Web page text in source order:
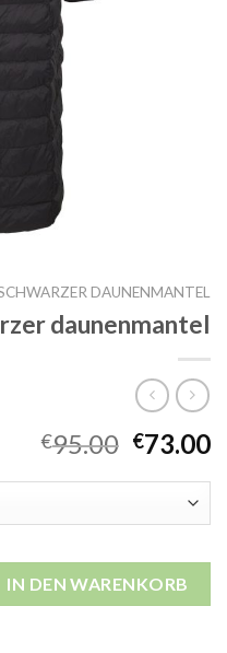
DAUNENMANTEL
daunenmantel
€95.00 €73.00
IN DEN WARENKORB